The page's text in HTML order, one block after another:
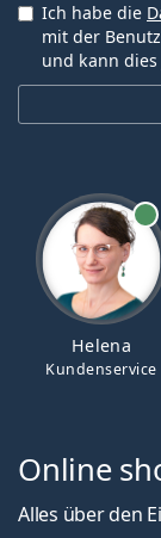
Ich habe die
mit der
und kann
Helena
Kundenservice
Online
Alles über den